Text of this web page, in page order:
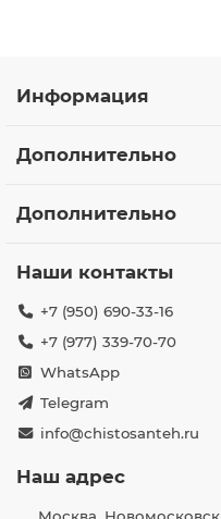
Информация
Дополнительно
Дополнительно
Наши контакты
+7 (950) 690-33-16
+7 (977) 339-70-70
WhatsApp
Telegram
info@chistosanteh.ru
Наш адрес